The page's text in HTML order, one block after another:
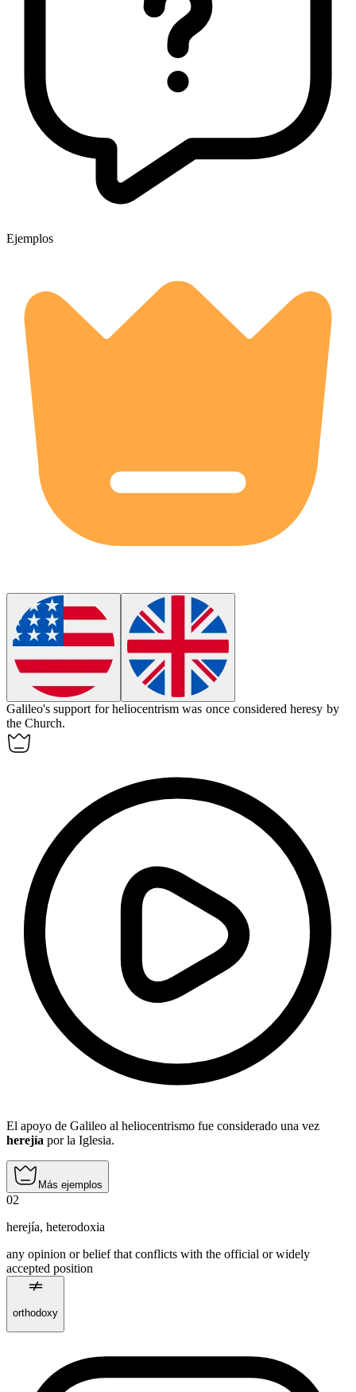
Ejemplos
Galileo's support for heliocentrism was once consideredheresy by
the Church.
El apoyo de Galileo al heliocentrismo fue considerado una vez
herejía por la Iglesia.
Más ejemplos
02
herejía, heterodoxia
any opinion or belief that conflicts with the official or widely
accepted position
orthodoxy